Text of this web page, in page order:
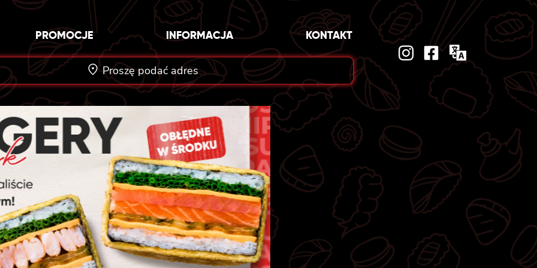
PROMOCJE INFORMACJA KONTAKT
Proszę podać adres